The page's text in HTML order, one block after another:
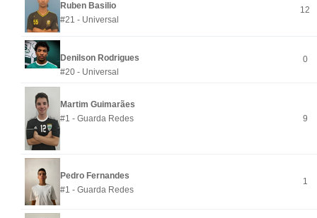
Ruben Basilio
#21 - Universal
12
Denilson Rodrigues
#20 - Universal
0
Martim Guimarães
#1 - Guarda Redes
9
Pedro Fernandes
#1 - Guarda Redes
1